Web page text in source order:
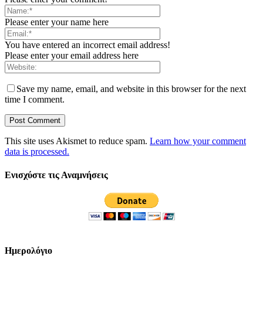
Please enter your name here
You have entered an incorrect email address!
Please enter your email address here
Save my name, email, and website in this browser for the next
time I comment.
This site uses Akismet to reduce spam. Learn how your comment
data is processed.
Ενισχύστε τις Αναμνήσεις
Ημερολόγιο